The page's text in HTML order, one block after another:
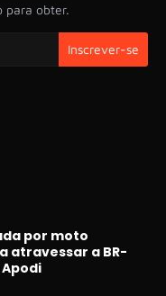
para obter.
por moto
atravessar a BR-